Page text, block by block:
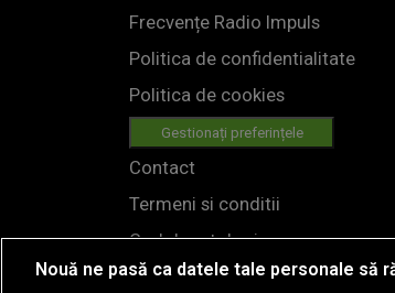
Frecvențe Radio Impuls
Politica de confidentialitate
Politica de cookies
Gestionați preferințele
Contact
Termeni si conditii
Cod deontologic
Regulamente
Nouă ne pasă ca datele tale personale să